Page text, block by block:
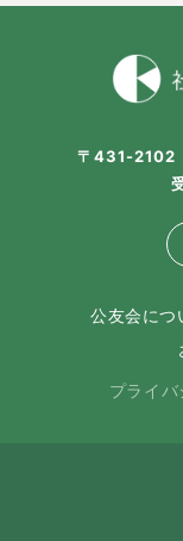
〒431-2102
公友会につ
プライ